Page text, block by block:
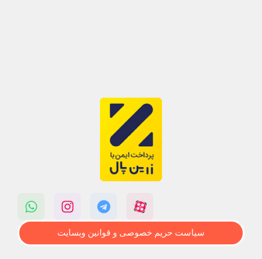
سیاست حریم خصوصی و قوانین وبسایت